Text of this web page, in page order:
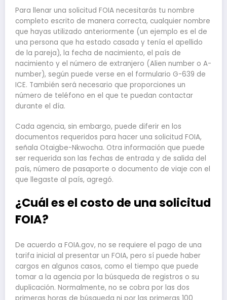
Para llenar una solicitud FOIA necesitarás tu nombre
completo escrito de manera correcta, cualquier nombre
que hayas utilizado anteriormente (un ejemplo es el de
una persona que ha estado casada y tenía el apellido
de la pareja), la fecha de nacimiento, el país de
nacimiento y el número de extranjero (Alien number o A-
number), según puede verse en el formulario G-639 de
ICE. También será necesario que proporciones un
número de teléfono en el que te puedan contactar
durante el día.
Cada agencia, sin embargo, puede diferir en los
documentos requeridos para hacer una solicitud FOIA,
señala Otaigbe-Nkwocha. Otra información que puede
ser requerida son las fechas de entrada y de salida del
país, número de pasaporte o documento de viaje con el
que llegaste al país, agregó.
¿Cuál es el costo de una solicitud
FOIA?
De acuerdo a FOIA.gov, no se requiere el pago de una
tarifa inicial al presentar un FOIA, pero sí puede haber
cargos en algunos casos, como el tiempo que puede
tomar a la agencia por la búsqueda de registros o su
duplicación. Normalmente, no se cobra por las dos